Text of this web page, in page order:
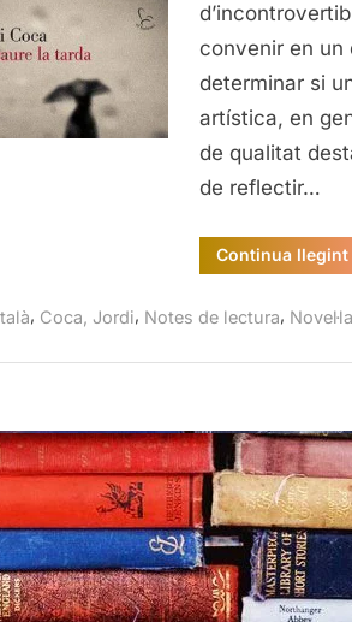
convenir en un
determinar si
artística, en
de qualitat
de reflectir…
Continua llegint
, Coca, Jordi, Notes de lectura, Novel·la